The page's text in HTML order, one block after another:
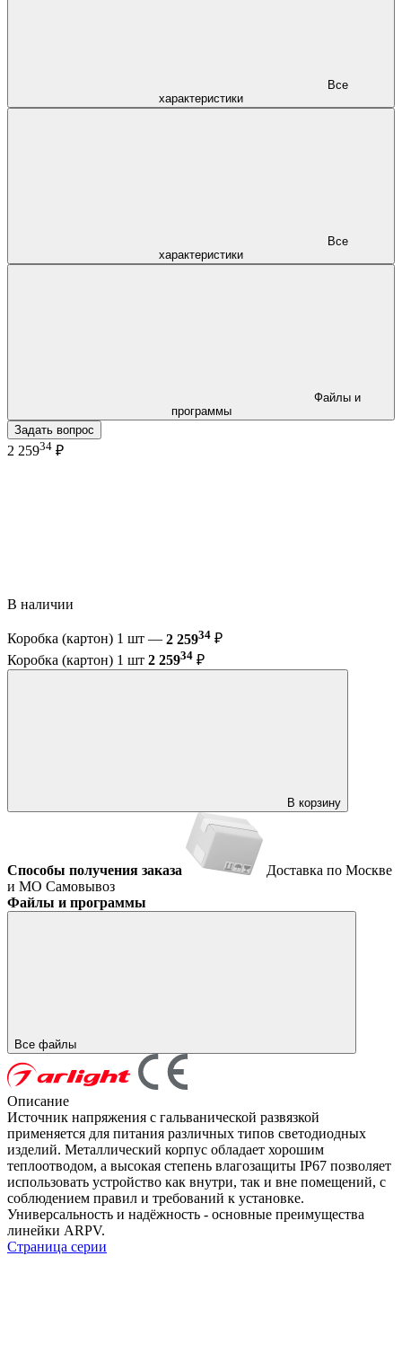
характеристики
характеристики
программы
Задать вопрос
2 25934 ₽
В наличии
Коробка (картон) 1 шт — 2 25934 ₽
Коробка (картон) 1 шт 2 25934 ₽
В корзину
Способы получения заказа
Доставка по Москве
и МО Самовывоз
Файлы и программы
Все файлы
Описание
Источник напряжения с гальванической развязкой
применяется для питания различных типов светодиодных
изделий. Металлический корпус обладает хорошим
теплоотводом, а высокая степень влагозащиты IP67 позволяет
использовать устройство как внутри, так и вне помещений, с
соблюдением правил и требований к установке.
Универсальность и надёжность - основные преимущества
линейки ARPV.
Страница серии